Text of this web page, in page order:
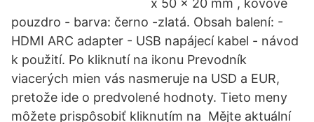
x 50 x 20 mm , kovové
pouzdro - barva: černo -zlatá. Obsah balení: -
HDMI ARC adapter - USB napájecí kabel - návod
k použití. Po kliknutí na ikonu Prevodník
viacerých mien vás nasmeruje na USD a EUR,
pretože ide o predvolené hodnoty. Tieto meny
môžete prispôsobiť kliknutím na Mějte aktuální